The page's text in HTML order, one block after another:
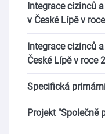
Integrace cizinců
v České Lípě v
Integrace cizinců
České Lípě v roce
Specifická
Projekt "Společně